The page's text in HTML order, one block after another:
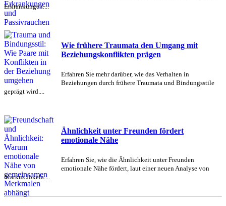
Erkrankungen....
Wie frühere Traumata den Umgang mit
Beziehungskonflikten prägen
Erfahren Sie mehr darüber, wie das Verhalten in
Beziehungen durch frühere Traumata und Bindungsstile
geprägt wird....
Ähnlichkeit unter Freunden fördert
emotionale Nähe
Erfahren Sie, wie die Ähnlichkeit unter Freunden
emotionale Nähe fördert, laut einer neuen Analyse von
Markus Jokela....